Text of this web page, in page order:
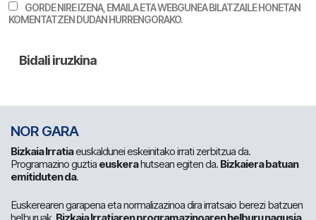
GORDE NIRE IZENA, EMAILA ETA WEBGUNEA BILATZAILE HONETAN
KOMENTATZEN DUDAN HURRENGORAKO.
NOR GARA
Bizkaia Irratiaeuskaldunei eskeinitako irrati zerbitzua da.
Programazino guztia euskerahutsean egiten da. Bizkaiera batuan
emitiduten da.
Euskerearen garapena eta normalizazinoa dira irratsaio berezi batzuen